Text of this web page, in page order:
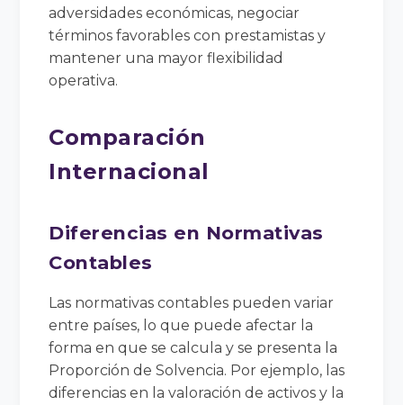
adversidades económicas, negociar
términos favorables con prestamistas y
mantener una mayor flexibilidad
operativa.
Comparación
Internacional
Diferencias en Normativas
Contables
Las normativas contables pueden variar
entre países, lo que puede afectar la
forma en que se calcula y se presenta la
Proporción de Solvencia. Por ejemplo, las
diferencias en la valoración de activos y la